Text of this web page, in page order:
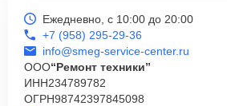
Ежедневно, с 10:00 до 20:00
+7 (958) 295-29-36
info@smeg-service-center.ru
ООО“Ремонт техники”
ИНН234789782
ОГРН98742397845098